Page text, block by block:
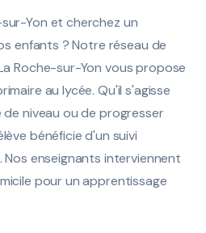
Yon et cherchez un
enfants ? Notre réseau de
Roche-sur-Yon vous propose
au lycée. Qu'il s'agisse
niveau ou de progresser
bénéficie d'un suivi
Nos enseignants interviennent
pour un apprentissage